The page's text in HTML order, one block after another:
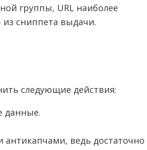
группы, URL наиболее
сниппета выдачи.
следующие действия:
данные.
антикапчами, ведь достаточно